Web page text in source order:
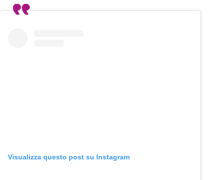
Visualizza questo post su Instagram